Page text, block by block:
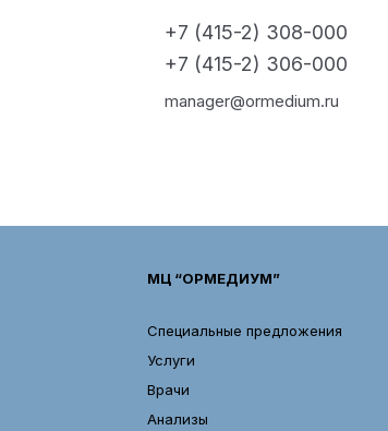
+7 (415-2) 308-000
+7 (415-2) 306-000
manager@ormedium.ru
МЦ “ОРМЕДИУМ”
Специальные предложения
Услуги
Врачи
Анализы